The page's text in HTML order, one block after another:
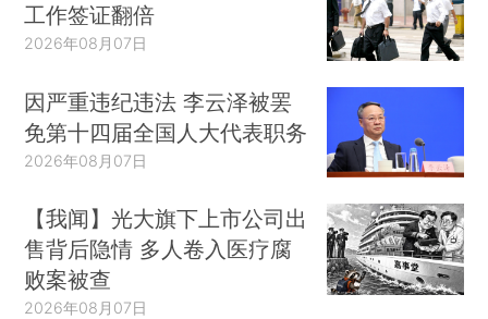
工作签证翻倍
2026年08月07日
因严重违纪违法 李云泽被罢
免第十四届全国人大代表职务
2026年08月07日
【我闻】光大旗下上市公司出
售背后隐情 多人卷入医疗腐
败案被查
2026年08月07日